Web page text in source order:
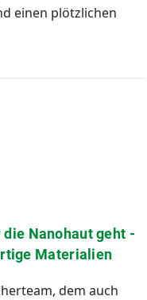
einen plötzlichen
Nanohaut geht -
Materialien
dem auch